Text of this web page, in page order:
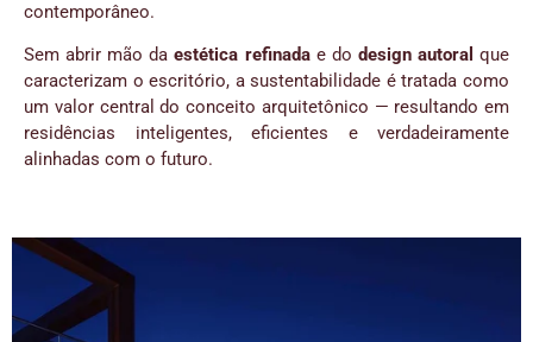
contemporâneo.
Sem abrir mão daestética refinadae do design autoral que
caracterizam o escritório, a sustentabilidade é tratada como
um valor central do conceito arquitetônico — resultando em
residências inteligentes, eficientes e verdadeiramente
alinhadas com o futuro.